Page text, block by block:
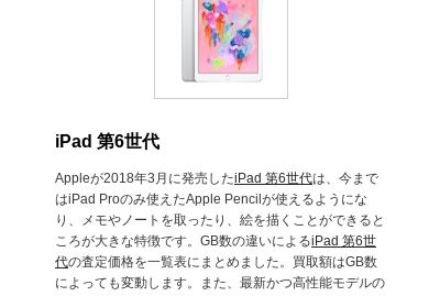
iPad 第6世代
Appleが2018年3月に発売したiPad 第6世代は、今まで
はiPad Proのみ使えたApple Pencilが使えるようにな
り、メモやノートを取ったり、絵を描くことができると
ころが大きな特徴です。GB数の違いによるiPad 第6世
代の査定価格を一覧表にまとめました。買取額はGB数
によっても変動します。また、最新かつ高性能モデルの